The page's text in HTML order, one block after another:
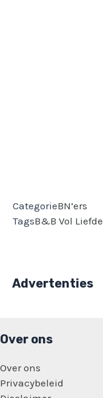
CategorieBN’ers
TagsB&B Vol Liefde
Advertenties
Over ons
Over ons
Privacybeleid